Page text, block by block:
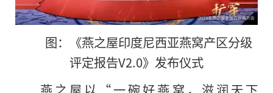
图：《燕之屋印度尼西亚燕窝产区分级
评定报告V2.0》发布仪式
燕之屋以“一碗好燕窝，滋润天下